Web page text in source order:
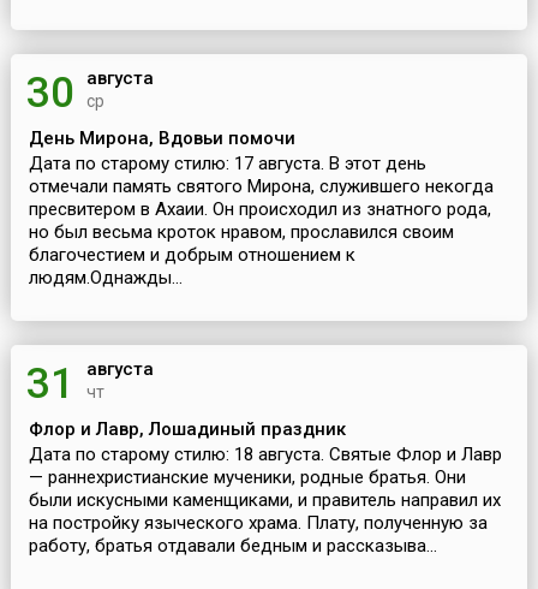
30 августа
ср
День Мирона, Вдовьи помочи
Дата по старому стилю: 17 августа. В этот день
отмечали память святого Мирона, служившего некогда
пресвитером в Ахаии. Он происходил из знатного рода,
но был весьма кроток нравом, прославился своим
благочестием и добрым отношением к
людям.Однажды...
31 августа
чт
Флор и Лавр, Лошадиный праздник
Дата по старому стилю: 18 августа. Святые Флор и Лавр
— раннехристианские мученики, родные братья. Они
были искусными каменщиками, и правитель направил их
на постройку языческого храма. Плату, полученную за
работу, братья отдавали бедным и рассказыва...